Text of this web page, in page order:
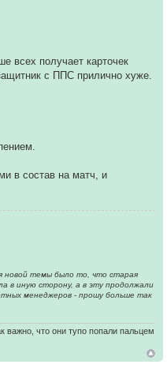
всех получает карточек
с ППС прилично хуже.
в состав на матч, и
новой темы было то, что старая
в иную сторону, а в эту продолжали
менеджеров - прошу больше так
важно, что они тупо попали пальцем